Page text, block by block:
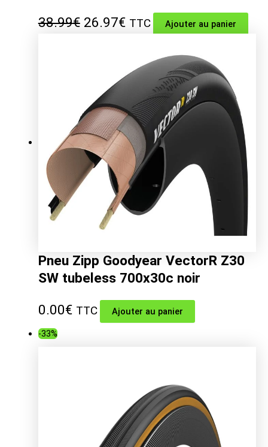
38.99€ Le
était :
38.99€.
26.97€Le
actuel
26.97€.
TTC Ajouter au panier
Pneu Zipp Goodyear VectorR Z30
SW tubeless 700x30c noir
0.00€ TTC Ajouter au panier
-33%